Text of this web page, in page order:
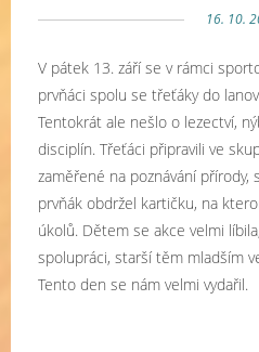
16. 10.
V pátek 13. září se v rámci
prvňáci spolu se třeťáky do
Tentokrát ale nešlo o lezectví,
disciplín. Třeťáci připravili ve
zaměřené na poznávání přírody,
prvňák obdržel kartičku, na
úkolů. Dětem se akce velmi
spolupráci, starší těm mladším
Tento den se nám velmi vydařil.